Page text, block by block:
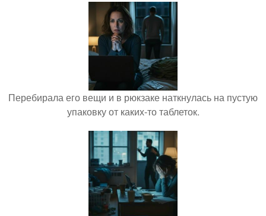
Перебирала его вещи и в рюкзаке наткнулась на пустую
упаковку от каких-то таблеток.